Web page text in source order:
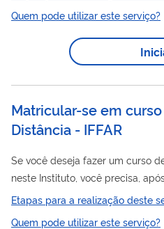
Quem pode utilizar este serviço?
Matricular-se em
Distância - IFFAR
Se você deseja fazer um curso
neste Instituto, você precisa,
seletivo, matricular-se no curso escolhido.
Etapas para a realização deste
Quem pode utilizar este serviço?